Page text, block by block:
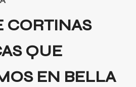
CORTINAS
QUE
EN BELLA